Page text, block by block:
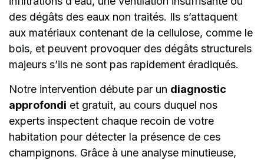
des dégâts des eaux non traités. Ils s’attaquent
aux matériaux contenant de la cellulose, comme le
bois, et peuvent provoquer des dégâts structurels
majeurs s’ils ne sont pas rapidement éradiqués.
Notre intervention débute par un diagnostic
approfondi et gratuit, au cours duquel nos
experts inspectent chaque recoin de votre
habitation pour détecter la présence de ces
champignons. Grâce à une analyse minutieuse,